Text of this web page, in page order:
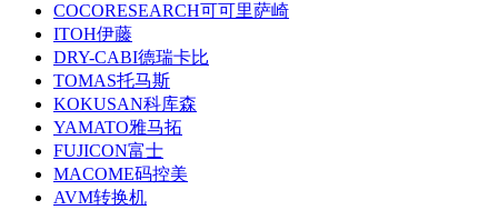
COCORESEARCH可可里萨崎
ITOH伊藤
DRY-CABI德瑞卡比
TOMAS托马斯
KOKUSAN科库森
YAMATO雅马拓
FUJICON富士
MACOME码控美
AVM转换机